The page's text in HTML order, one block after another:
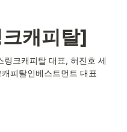
캐피탈]
링크캐피탈 대표, 허진호 세
피탈인베스트먼트 대표